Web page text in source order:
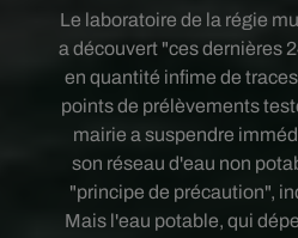
Le laboratoire de la régie
a découvert "ces dernières
en quantité infime de
points de prélèvements
mairie a suspendre
son réseau d'eau non
"principe de précaution",
Mais l'eau potable, qui